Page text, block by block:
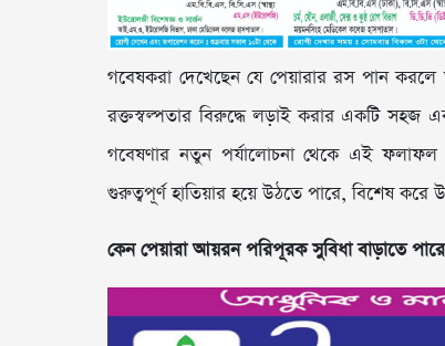
গবেষকরা দেখেছেন যে পেয়ারার রস পান
রক্তস্বল্পতার বিরুদ্ধে লড়াই করার একটি সহজ
গবেষণার নতুন পর্যালোচনা থেকে এই ফলাফল
গুরুত্বপূর্ণ হাতিয়ার হয়ে উঠতে পারে, বিশেষ করে
কেন পেয়ারা আয়রন পরিপূরক সুবিধা বাড়াতে পারে